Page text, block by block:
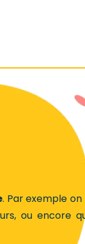
. Par exemple
ou encore